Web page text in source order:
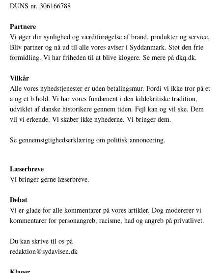
DUNS nr. 306166788
Partnere
Vi øger din synlighed og værdiforøgelse af brand, produkter og service.
Bliv partner og nå ud til alle vores aviser i Syddanmark. Støt den frie
formidling. Vi har friheden til at blive klogere. Se mere på dkq.dk.
Vilkår
Alle vores nyhedstjenester er uden betalingsmur. Fordi vi ikke tror på et
a og et b hold. Vi har vores fundament i den kildekritiske tradition,
udviklet af danske historikere gennem tiden. Fejl kan og vil ske. Dem
vil vi erkende. Vi skaber ikke nyhederne. Vi bringer dem.
Se gennemsigtighedserklæring om politisk annoncering.
Læserbreve
Vi bringer gerne læserbreve.
Debat
Vi er glade for alle kommentarer på vores artikler. Dog modererer vi
kommentarer for personangreb, racisme, had og angreb på privatlivet.
Du kan skrive til os på
redaktion@sydavisen.dk